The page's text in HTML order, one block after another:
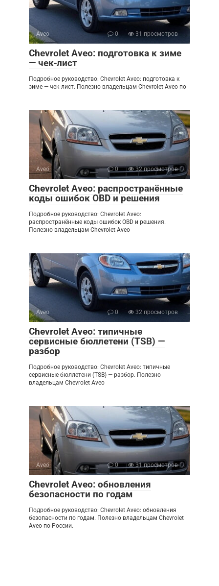
Aveo 0 31 просмотров
Chevrolet Aveo: подготовка к зиме
— чек‑лист
Подробное руководство: Chevrolet Aveo: подготовка к
зиме — чек‑лист. Полезно владельцам Chevrolet Aveo по
Aveo 0 32 просмотров
Chevrolet Aveo: распространённые
коды ошибок OBD и решения
Подробное руководство: Chevrolet Aveo:
распространённые коды ошибок OBD и решения.
Полезно владельцам Chevrolet Aveo
Aveo 0 32 просмотров
Chevrolet Aveo: типичные
сервисные бюллетени (TSB) —
разбор
Подробное руководство: Chevrolet Aveo: типичные
сервисные бюллетени (TSB) — разбор. Полезно
владельцам Chevrolet Aveo
Aveo 0 31 просмотров
Chevrolet Aveo: обновления
безопасности по годам
Подробное руководство: Chevrolet Aveo: обновления
безопасности по годам. Полезно владельцам Chevrolet
Aveo по России.